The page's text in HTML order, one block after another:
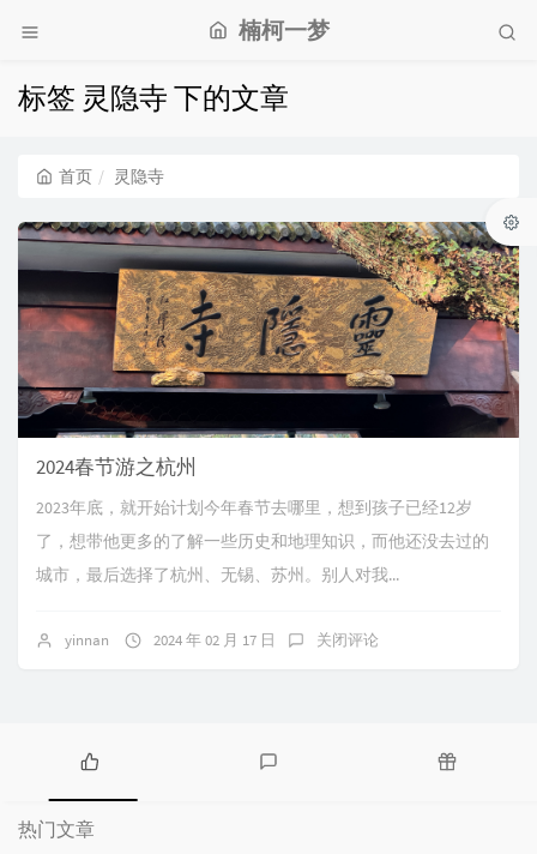
楠柯一梦
标签 灵隐寺 下的文章
首页 灵隐寺
2024春节游之杭州
2023年底，就开始计划今年春节去哪里，想到孩子已经12岁
了，想带他更多的了解一些历史和地理知识，而他还没去过的
城市，最后选择了杭州、无锡、苏州。别人对我...
yinnan 2024 年 02 月 17 日 关闭评论
热
门
文
热门文章